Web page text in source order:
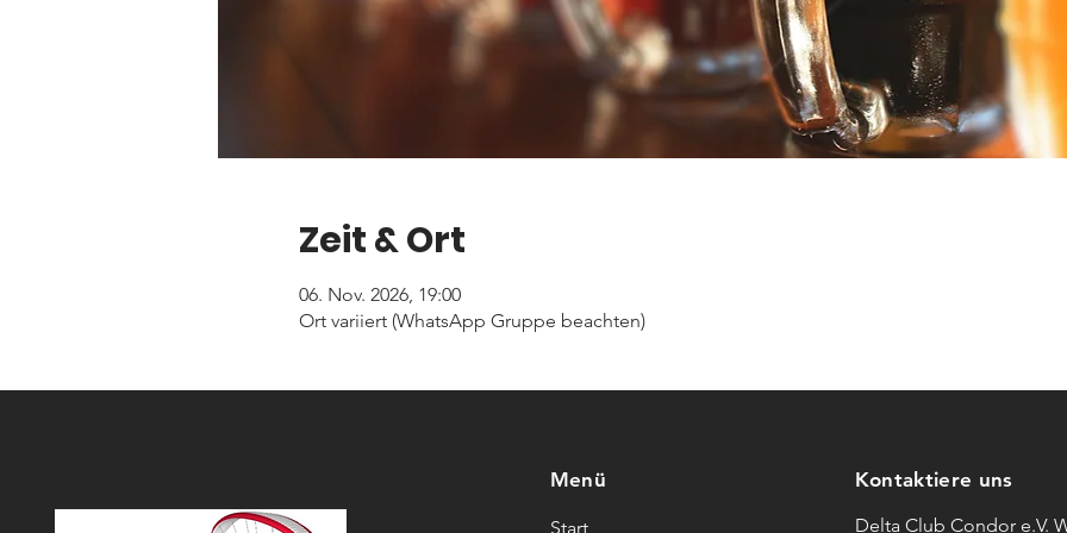
Zeit & Ort
06. Nov. 2026, 19:00
Ort variiert (WhatsApp Gruppe beachten)
Menü
Start
Kontaktiere uns
Delta Club Condor e.V.